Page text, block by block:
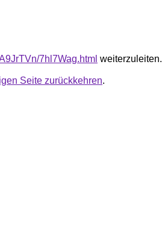
7hl7Wag.html weiterzuleiten.
Seite zurückkehren.